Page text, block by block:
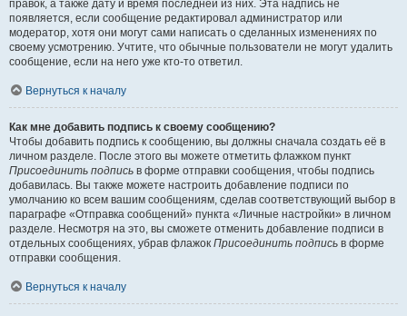
правок, а также дату и время последней из них. Эта надпись не
появляется, если сообщение редактировал администратор или
модератор, хотя они могут сами написать о сделанных изменениях по
своему усмотрению. Учтите, что обычные пользователи не могут удалить
сообщение, если на него уже кто-то ответил.
Вернуться к началу
Как мне добавить подпись к своему сообщению?
Чтобы добавить подпись к сообщению, вы должны сначала создать её в
личном разделе. После этого вы можете отметить флажком пункт
Присоединить подпись в форме отправки сообщения, чтобы подпись
добавилась. Вы также можете настроить добавление подписи по
умолчанию ко всем вашим сообщениям, сделав соответствующий выбор в
параграфе «Отправка сообщений» пункта «Личные настройки» в личном
разделе. Несмотря на это, вы сможете отменить добавление подписи в
отдельных сообщениях, убрав флажок Присоединить подпись в форме
отправки сообщения.
Вернуться к началу